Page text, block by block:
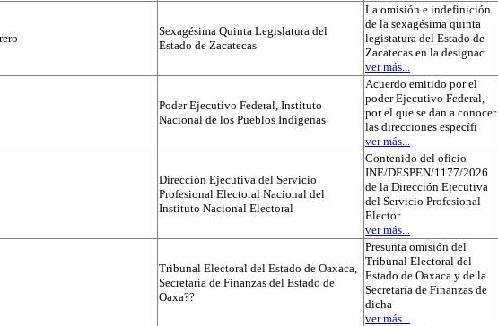
Sexagésima Quinta Legislatura del
Estado de Zacatecas
La omisión e indefinición
de la sexagésima quinta
legistatura del Estado de
Zacatecas en la designac
ver más...
Poder Ejecutivo Federal, Instituto
Nacional de los Pueblos Indígenas
Acuerdo emitido por el
poder Ejecutivo Federal,
por el que se dan a conocer
las direcciones específi
ver más...
Dirección Ejecutiva del Servicio
Profesional Electoral Nacional del
Instituto Nacional Electoral
Contenido del oficio
INE/DESPEN/1177/2026
de la Dirección Ejecutiva
del Servicio Profesional
Elector
ver más...
Tribunal Electoral del Estado de Oaxaca,
Secretaría de Finanzas del Estado de
Oaxa??
Presunta omisión del
Tribunal Electoral del
Estado de Oaxaca y de la
Secretaría de Finanzas de
dicha
ver más...